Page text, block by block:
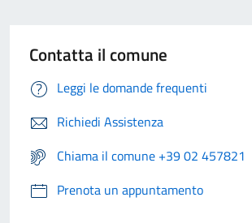
Contatta il comune
Leggi le domande frequenti
Richiedi Assistenza
Chiama il comune +39 02 457821
Prenota un appuntamento